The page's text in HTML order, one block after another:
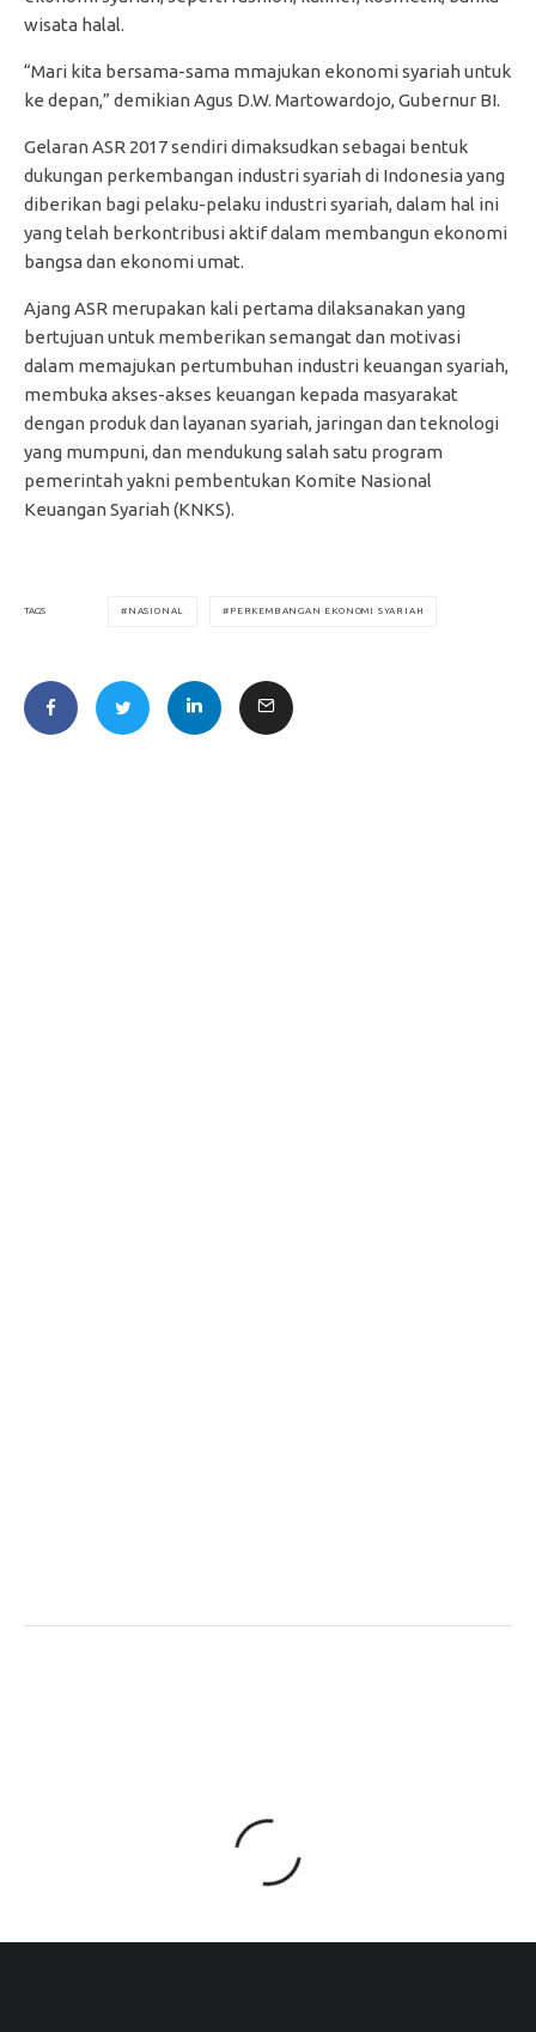
wisata halal.
“Mari kita bersama-sama mmajukan ekonomi syariah untuk
ke depan,” demikian Agus D.W. Martowardojo, Gubernur BI.
Gelaran ASR 2017 sendiri dimaksudkan sebagai bentuk
dukungan perkembangan industri syariah di Indonesia yang
diberikan bagi pelaku-pelaku industri syariah, dalam hal ini
yang telah berkontribusi aktif dalam membangun ekonomi
bangsa dan ekonomi umat.
Ajang ASR merupakan kali pertama dilaksanakan yang
bertujuan untuk memberikan semangat dan motivasi
dalam memajukan pertumbuhan industri keuangan syariah,
membuka akses-akses keuangan kepada masyarakat
dengan produk dan layanan syariah, jaringan dan teknologi
yang mumpuni, dan mendukung salah satu program
pemerintah yakni pembentukan Komite Nasional
Keuangan Syariah (KNKS).
TAGS NASIONAL PERKEMBANGAN EKONOMI SYARIAH